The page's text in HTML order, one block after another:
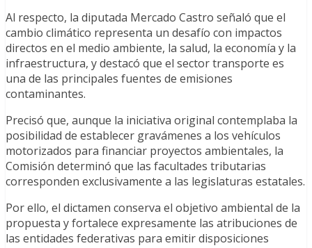
Al respecto, la diputada Mercado Castro señaló que el
cambio climático representa un desafío con impactos
directos en el medio ambiente, la salud, la economía y la
infraestructura, y destacó que el sector transporte es
una de las principales fuentes de emisiones
contaminantes.
Precisó que, aunque la iniciativa original contemplaba la
posibilidad de establecer gravámenes a los vehículos
motorizados para financiar proyectos ambientales, la
Comisión determinó que las facultades tributarias
corresponden exclusivamente a las legislaturas estatales.
Por ello, el dictamen conserva el objetivo ambiental de la
propuesta y fortalece expresamente las atribuciones de
las entidades federativas para emitir disposiciones